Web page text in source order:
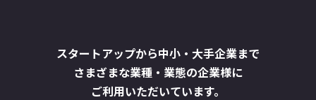
スタートアップから中小・大手企業まで
さまざまな業種・業態の企業様に
ご利用いただいています。